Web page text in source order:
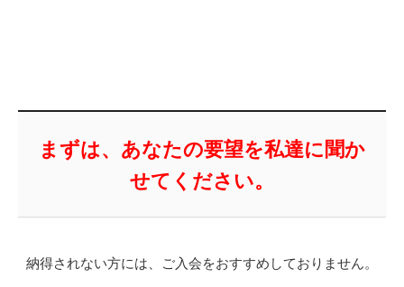
まずは、あなたの要望を私達に聞か
せてください。
納得されない方には、ご入会をおすすめしておりません。